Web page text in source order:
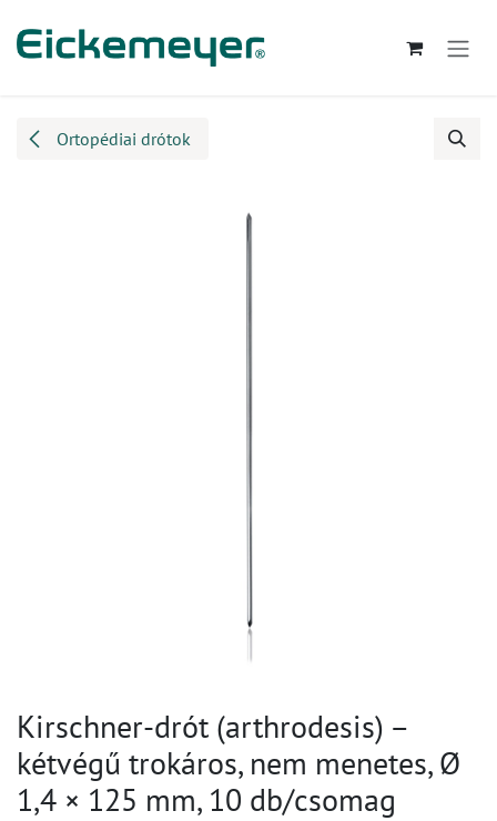
Ortopédiai drótok
Kirschner-drót (arthrodesis) –
kétvégű trokáros, nem menetes, Ø
1,4 × 125 mm, 10 db/csomag